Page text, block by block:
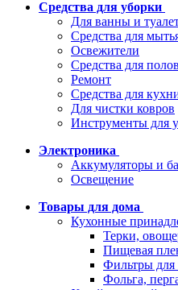
Средства для уборки
Для ванны и
Средства для
Освежители
Средства для полов
Ремонт
Средства для
Для чистки ковров
Инструменты для
Электроника
Аккумуляторы и
Освещение
Товары для дома
Кухонные
Терки,
Пищевая
Фильтры для
Фольга,